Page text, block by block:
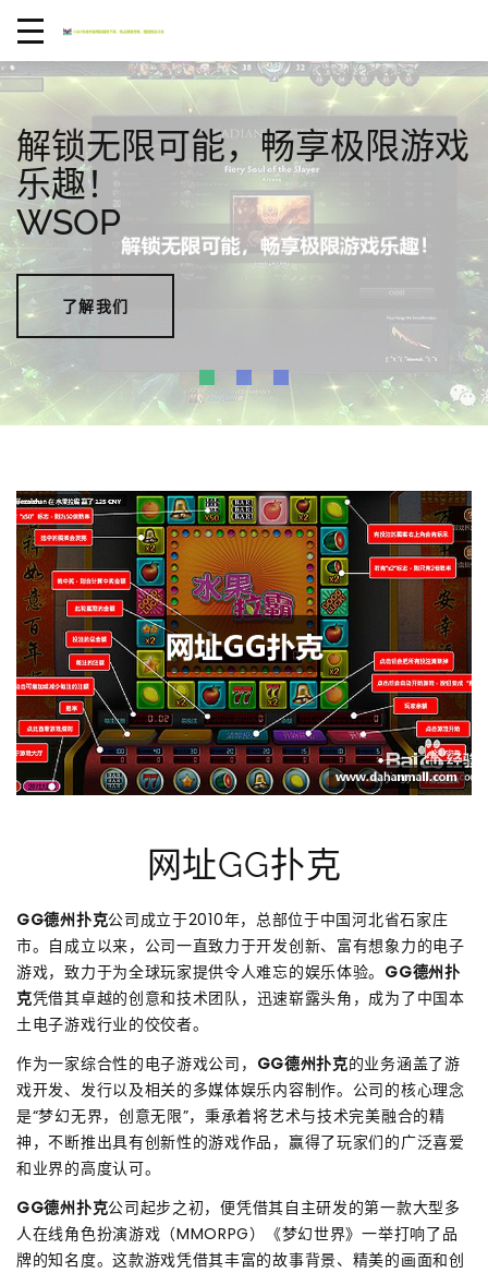
解锁无限可能，畅享极限游戏
乐趣！
WSOP
了解我们
网址GG扑克
GG德州扑克公司成立于2010年，总部位于中国河北省石家庄
市。自成立以来，公司一直致力于开发创新、富有想象力的电子
游戏，致力于为全球玩家提供令人难忘的娱乐体验。 GG德州扑
克凭借其卓越的创意和技术团队，迅速崭露头角，成为了中国本
土电子游戏行业的佼佼者。
作为一家综合性的电子游戏公司， GG德州扑克的业务涵盖了游
戏开发、发行以及相关的多媒体娱乐内容制作。公司的核心理念
是“梦幻无界，创意无限”，秉承着将艺术与技术完美融合的精
神，不断推出具有创新性的游戏作品，赢得了玩家们的广泛喜爱
和业界的高度认可。
GG德州扑克公司起步之初，便凭借其自主研发的第一款大型多
人在线角色扮演游戏（MMORPG）《梦幻世界》一举打响了品
牌的知名度。这款游戏凭借其丰富的故事背景、精美的画面和创